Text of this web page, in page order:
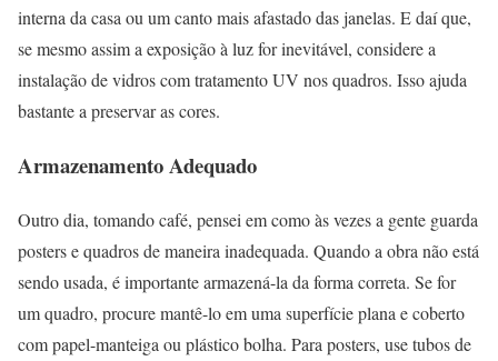
interna da casa ou um canto mais afastado das janelas. E daí que,
se mesmo assim a exposição à luz for inevitável, considere a
instalação de vidros com tratamento UV nos quadros. Isso ajuda
bastante a preservar as cores.
Armazenamento Adequado
Outro dia, tomando café, pensei em como às vezes a gente guarda
posters e quadros de maneira inadequada. Quando a obra não está
sendo usada, é importante armazená-la da forma correta. Se for
um quadro, procure mantê-lo em uma superfície plana e coberto
com papel-manteiga ou plástico bolha. Para posters, use tubos de